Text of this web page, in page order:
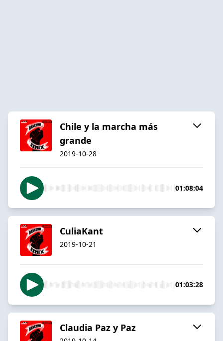
Chile y la marcha más
grande
2019-10-28
01:08:04
CuliaKant
2019-10-21
01:03:28
Claudia Paz y Paz